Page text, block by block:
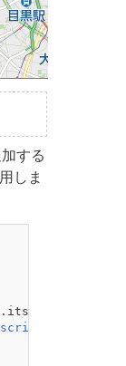
する
しま